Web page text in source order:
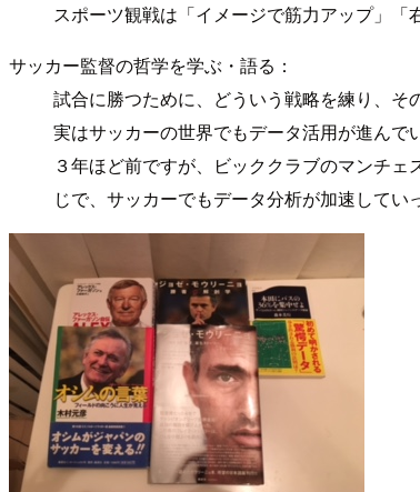
スポーツ観戦は「イメージで筋力アップ」「
サッカー監督の哲学を学ぶ・語る：
試合に勝つために、どういう戦略を練り、そ
実はサッカーの世界でもデータ活用が進んで
３年ほど前ですが、ビッククラブのマンチ
じで、サッカーでもデータ分析が加速してい